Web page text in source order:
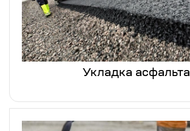
Укладка асфальта